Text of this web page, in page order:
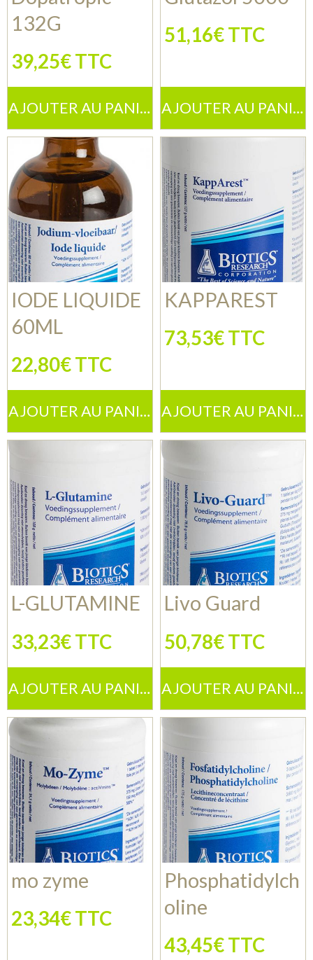
132G
39,25€ TTC
AJOUTER AU PANIER
51,16€ TTC
AJOUTER AU PANIER
IODE LIQUIDE
60ML
22,80€ TTC
AJOUTER AU PANIER
KAPPAREST
73,53€ TTC
AJOUTER AU PANIER
L-GLUTAMINE
33,23€ TTC
AJOUTER AU PANIER
Livo Guard
50,78€ TTC
AJOUTER AU PANIER
mo zyme
23,34€ TTC
Phosphatidylch
oline
43,45€ TTC